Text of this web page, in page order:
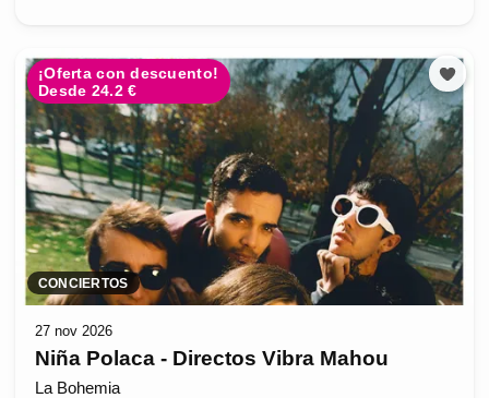
¡Oferta con descuento!
Desde 24.2 €
CONCIERTOS
27 nov 2026
Niña Polaca - Directos Vibra Mahou
La Bohemia